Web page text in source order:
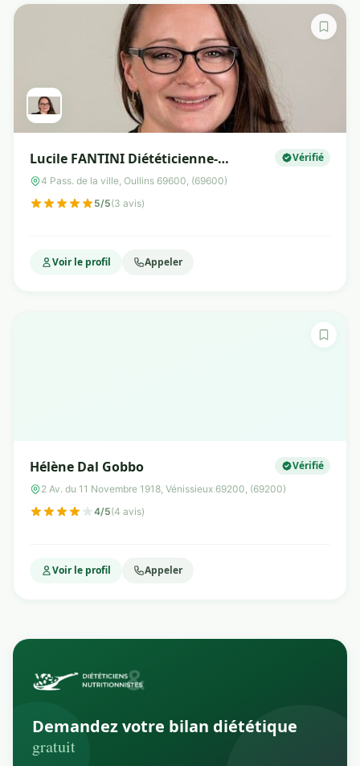
Lucile FANTINI Diététicienne-
Nutritionniste
Vérifié
4 Pass. de la ville, Oullins 69600, (69600)
5/5(3 avis)
Voir le profil Appeler
Hélène Dal Gobbo Vérifié
2 Av. du 11 Novembre 1918, Vénissieux 69200, (69200)
4/5(4 avis)
Voir le profil Appeler
Demandez votre bilan diététique
gratuit